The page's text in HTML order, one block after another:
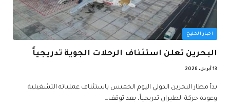
اخبار الخليج
البحرين تعلن استئناف الرحلات الجوية تدريجياً
13 أبريل، 2026
بدأ مطار البحرين الدولي اليوم الخميس باستئناف عملياته التشغيلية
وعودة حركة الطيران تدريجياً، بعد توقف…